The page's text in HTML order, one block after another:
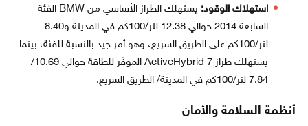
استهلاك الوقود:
يستهلك الطراز الأساسي من BMW الفئة
السابعة 2014 حوالي 12.38 لتر/100كم في المدينة و8.40
لتر/100كم على الطريق السريع، وهو أمر جيد بالنسبة للفئة، بينما
يستهلك طراز ActiveHybrid 7 الموفّر للطاقة حوالي 10.69/
7.84 لتر/100كم في المدينة/ الطريق السريع.
أنظمة السلامة والأمان